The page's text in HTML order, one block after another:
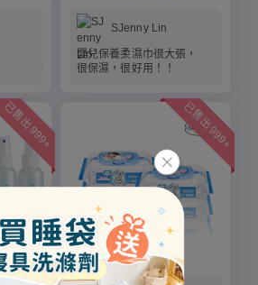
SJenny Lin
嬰兒保養柔濕巾很大張，
很保濕，很好用！！
已售出 999+ 已售出 999+
濕紙巾